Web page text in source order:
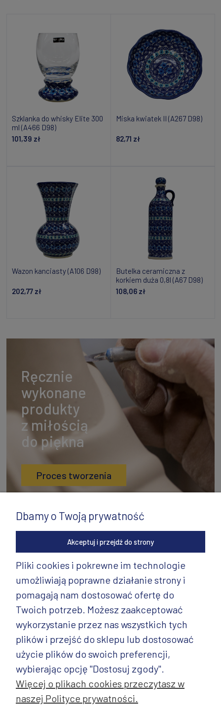
Szklanka do whisky Elite 300
ml (A466 D98)
101,39 zł
Miska kwiatek II (A267 D98)
82,71 zł
Wazon kanciasty (A106 D98)
202,77 zł
Butelka ceramiczna z
korkiem duża 0,8l (A67 D98)
108,06 zł
Ręcznie
wykonane
produkty
z miłością
do piękna
Proces tworzenia
INFORMACJE
PRODUKTY CD.
POZOSTAŁE
Dbamy o Twoją prywatność
Akceptuj i przejdź do strony
Pliki cookies i pokrewne im technologie
umożliwiają poprawne działanie strony i
pomagają nam dostosować ofertę do
Twoich potrzeb. Możesz zaakceptować
wykorzystanie przez nas wszystkich tych
plików i przejść do sklepu lub dostosować
użycie plików do swoich preferencji,
wybierając opcję "Dostosuj zgody".
Więcej o plikach cookies przeczytasz w
naszej Polityce prywatności.